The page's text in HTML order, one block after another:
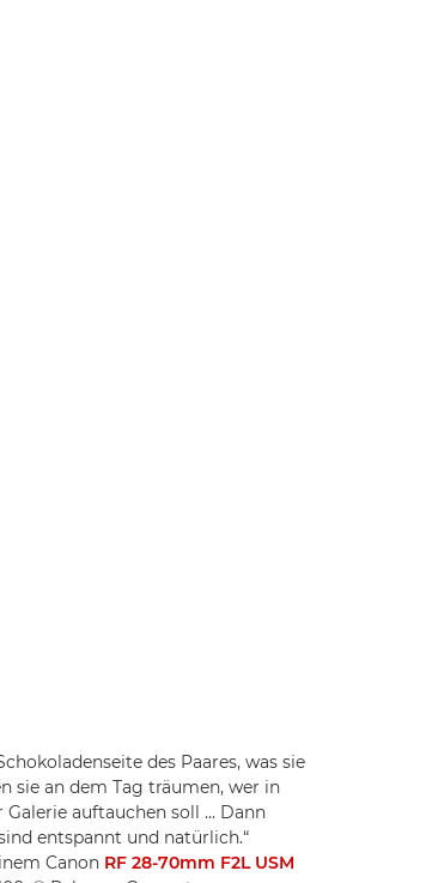
des Paares, was sie
sie an dem Tag träumen, wer in
auftauchen soll ... Dann
entspannt und natürlich.“
Canon RF 28-70mm F2L USM